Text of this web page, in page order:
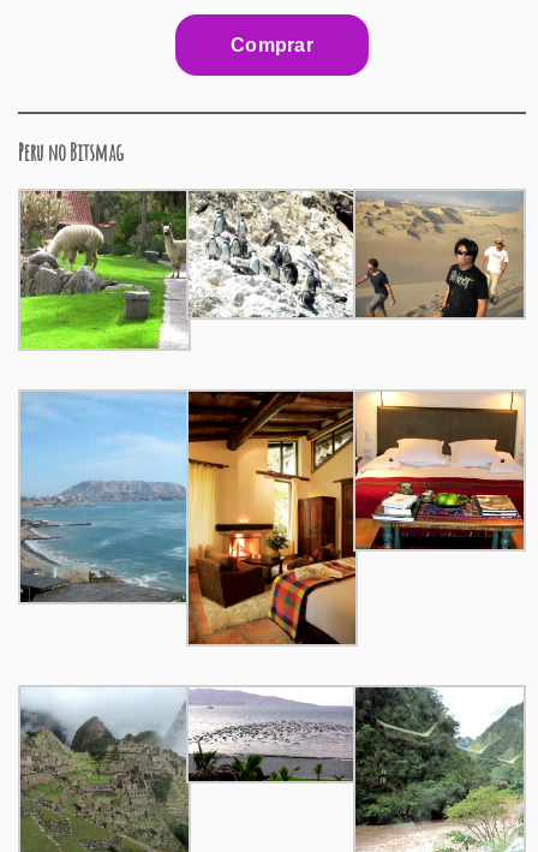
Peru no Bitsmag